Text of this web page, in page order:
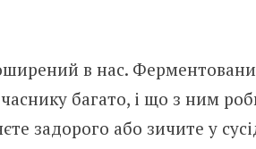
в нас.
багато, і що з ним
задорого або зичите у